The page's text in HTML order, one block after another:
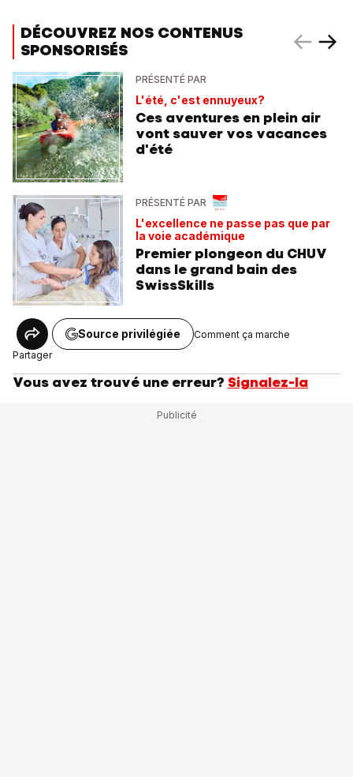
DÉCOUVREZ NOS CONTENUS
SPONSORISÉS
PRÉSENTÉ PAR
L'été, c'est ennuyeux?
Ces aventures en plein air
vont sauver vos vacances
d'été
PRÉSENTÉ PAR
L'excellence ne passe pas que par
la voie académique
Premier plongeon du CHUV
dans le grand bain des
SwissSkills
Partager
Source privilégiée Comment ça marche
Vous avez trouvé une erreur? Signalez-la